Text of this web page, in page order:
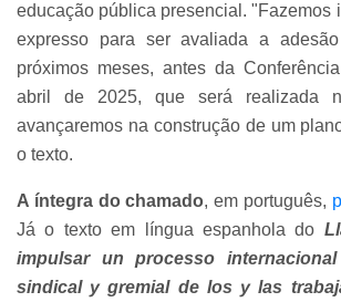
educação pública presencial. "Fazemos
expresso para ser avaliada a
próximos meses, antes da
abril de 2025, que será realizada
avançaremos na construção de um
o texto.
A íntegra do chamado, em português,
Já o texto em língua espanhola do
impulsar un processo
sindical y gremial de los y las